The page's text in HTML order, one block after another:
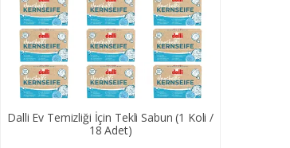
Dalli Ev Temizliği İçin Tekli Sabun (1 Koli /
18 Adet)